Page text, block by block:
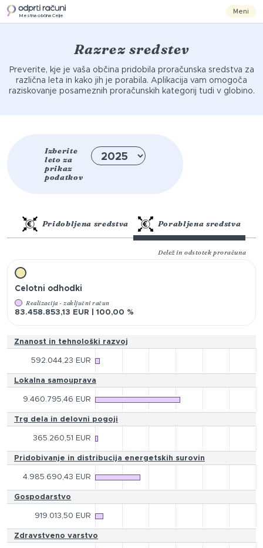
Mestna občina Celje
Meni
Razrez sredstev
Preverite, kje je vaša občina pridobila proračunska sredstva za
različna leta in kako jih je porabila. Aplikacija vam omogoča
raziskovanje posameznih proračunskih kategorij tudi v globino.
Izberite
leto za
prikaz
podatkov
Pridobljena sredstva Porabljena sredstva
Delež in odstotek proračuna
Celotni odhodki
Realizacija - zaključni račun
83.458.853,13 EUR | 100,00 %
Znanost in tehnološki razvoj
592.044,23 EUR
Lokalna samouprava
9.460.795,46 EUR
Trg dela in delovni pogoji
365.260,51 EUR
Pridobivanje in distribucija energetskih surovin
4.985.690,43 EUR
Gospodarstvo
919.013,50 EUR
Zdravstveno varstvo